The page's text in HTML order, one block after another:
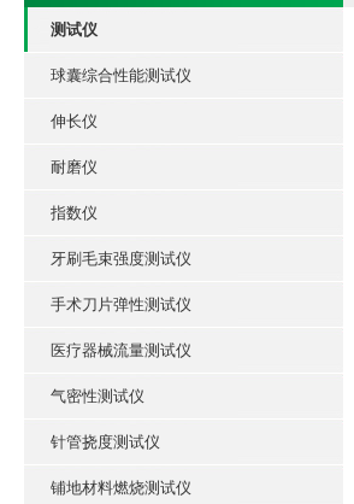
测试仪
球囊综合性能测试仪
伸长仪
耐磨仪
指数仪
牙刷毛束强度测试仪
手术刀片弹性测试仪
医疗器械流量测试仪
气密性测试仪
针管挠度测试仪
铺地材料燃烧测试仪